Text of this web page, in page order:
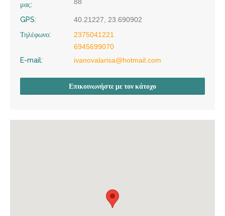
μας:
GPS:
40.21227, 23.690902
Τηλέφωνο:
2375041221
6945699070
E-mail:
ivanovalarisa@hotmail.com
Επικοινωνήστε με τον κάτοχο